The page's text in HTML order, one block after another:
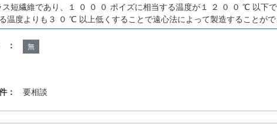
短繊維であり、１ ０ ０ ０ ポイズに相当する温度が１ ２ ０ ０ ℃ 以下
温度よりも３ ０ ℃ 以上低くすることで遠心法によって製造することがで
： 無
： 要相談